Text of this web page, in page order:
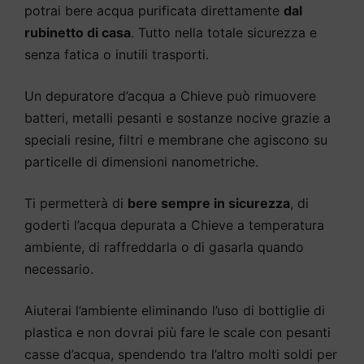
potrai bere acqua purificata direttamente dal
rubinetto di casa. Tutto nella totale sicurezza e
senza fatica o inutili trasporti.
Un depuratore d’acqua a Chieve può rimuovere
batteri, metalli pesanti e sostanze nocive grazie a
speciali resine, filtri e membrane che agiscono su
particelle di dimensioni nanometriche.
Ti permetterà di bere sempre in sicurezza, di
goderti l’acqua depurata a Chieve a temperatura
ambiente, di raffreddarla o di gasarla quando
necessario.
Aiuterai l’ambiente eliminando l’uso di bottiglie di
plastica e non dovrai più fare le scale con pesanti
casse d’acqua, spendendo tra l’altro molti soldi per